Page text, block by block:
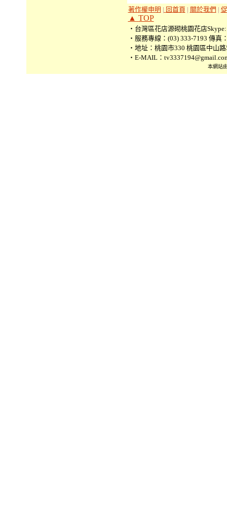
著作權申明 | 回首頁 | 關於我們 |
▲ TOP
‧台灣區花店源砌桃園花店Skype:
‧服務專線：(03) 333-7193 傳真
‧地址：桃園市330 桃園區中山路
‧E-MAIL：
本網站